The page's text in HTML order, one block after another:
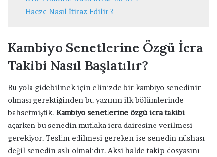
Hacze Nasıl İtiraz Edilir ?
Kambiyo Senetlerine Özgü İcra
Takibi Nasıl Başlatılır?
Bu yola gidebilmek için elinizde bir kambiyo senedinin
olması gerektiğinden bu yazının ilk bölümlerinde
bahsetmiştik. Kambiyo senetlerine özgü icra takibi
açarken bu senedin mutlaka icra dairesine verilmesi
gerekiyor. Teslim edilmesi gereken ise senedin nüshası
değil senedin aslı olmalıdır. Aksi halde takip dosyasını